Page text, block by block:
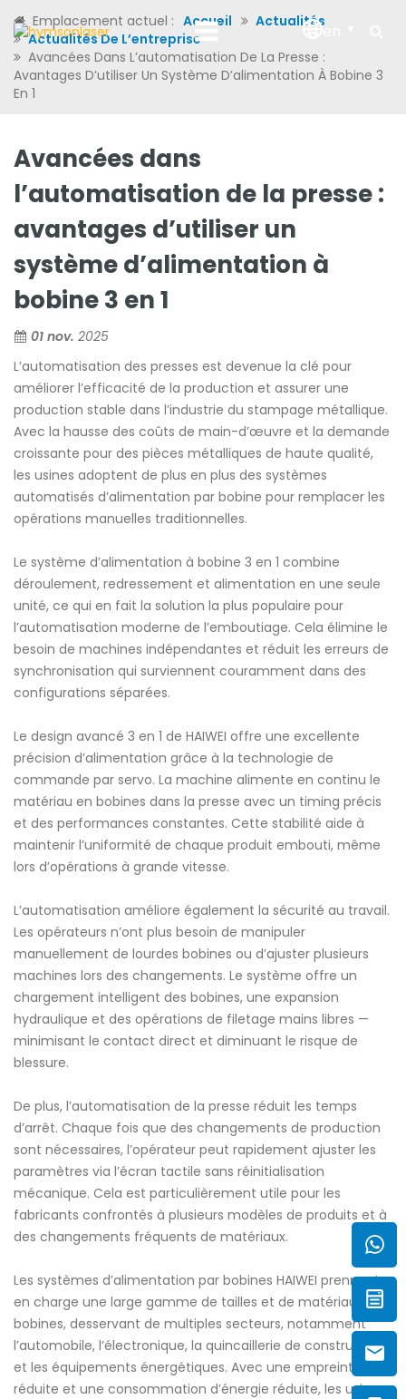
en
Emplacement actuel : Accueil
Actualités
Actualités De L’entreprise
Avancées Dans L’automatisation De La Presse :
Avantages D’utiliser Un Système D’alimentation À Bobine 3
En 1
Avancées dans
l’automatisation de la presse :
avantages d’utiliser un
système d’alimentation à
bobine 3 en 1
01 nov. 2025
L’automatisation des presses est devenue la clé pour
améliorer l’efficacité de la production et assurer une
production stable dans l’industrie du stampage métallique.
Avec la hausse des coûts de main-d’œuvre et la demande
croissante pour des pièces métalliques de haute qualité,
les usines adoptent de plus en plus des systèmes
automatisés d’alimentation par bobine pour remplacer les
opérations manuelles traditionnelles.
Le système d’alimentation à bobine 3 en 1 combine
déroulement, redressement et alimentation en une seule
unité, ce qui en fait la solution la plus populaire pour
l’automatisation moderne de l’emboutiage. Cela élimine le
besoin de machines indépendantes et réduit les erreurs de
synchronisation qui surviennent couramment dans des
configurations séparées.
Le design avancé 3 en 1 de HAIWEI offre une excellente
précision d’alimentation grâce à la technologie de
commande par servo. La machine alimente en continu le
matériau en bobines dans la presse avec un timing précis
et des performances constantes. Cette stabilité aide à
maintenir l’uniformité de chaque produit embouti, même
lors d’opérations à grande vitesse.
L’automatisation améliore également la sécurité au travail.
Les opérateurs n’ont plus besoin de manipuler
manuellement de lourdes bobines ou d’ajuster plusieurs
machines lors des changements. Le système offre un
chargement intelligent des bobines, une expansion
hydraulique et des opérations de filetage mains libres —
minimisant le contact direct et diminuant le risque de
blessure.
De plus, l’automatisation de la presse réduit les temps
d’arrêt. Chaque fois que des changements de production
sont nécessaires, l’opérateur peut rapidement ajuster les
paramètres via l’écran tactile sans réinitialisation
mécanique. Cela est particulièrement utile pour les
fabricants confrontés à plusieurs modèles de produits et à
des changements fréquents de matériaux.
Les systèmes d’alimentation par bobines HAIWEI prennent
en charge une large gamme de tailles et de matériaux de
bobines, desservant de multiples secteurs, notamment
l’automobile, l’électronique, la quincaillerie de construction
et les équipements énergétiques. Avec une empreinte plus
réduite et une consommation d’énergie réduite, les usines